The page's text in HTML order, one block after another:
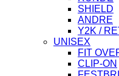
SHIELD
ANDRE
Y2K /
UNISEX
FIT
CLIP-ON